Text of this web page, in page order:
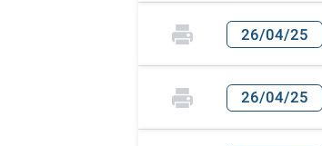
26/04/25
26/04/25